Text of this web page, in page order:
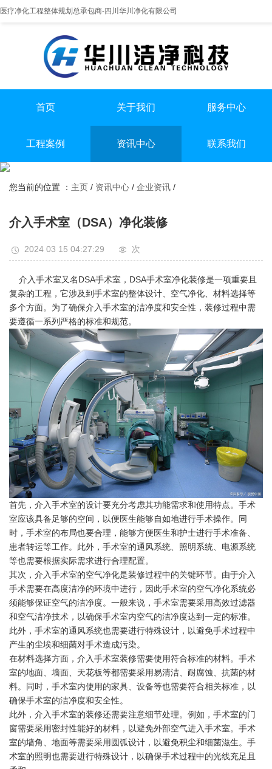
医疗净化工程整体规划总承包商-四川华川净化有限公司
提供实医疗净化整体解决方案
首页 关于我们 服务中心
手术室净化装修
实验室净化装修
工程案例
无尘车间
资讯中心 联系我们
您当前的位置 ： 主页 / 资讯中心 / 企业资讯 /
介入手术室（DSA）净化装修
2024 03 15 04:27:29 次
介入手术室又名DSA手术室，DSA手术室净化装修是一项重要且
复杂的工程，它涉及到手术室的整体设计、空气净化、材料选择等
多个方面。为了确保介入手术室的洁净度和安全性，装修过程中需
要遵循一系列严格的标准和规范。
​首先，介入手术室的设计要充分考虑其功能需求和使用特点。手术
室应该具备足够的空间，以便医生能够自如地进行手术操作。同
时，手术室的布局也要合理，能够方便医生和护士进行手术准备、
患者转运等工作。此外，手术室的通风系统、照明系统、电源系统
等也需要根据实际需求进行合理配置。
其次，介入手术室的空气净化是装修过程中的关键环节。由于介入
手术需要在高度洁净的环境中进行，因此手术室的空气净化系统必
须能够保证空气的洁净度。一般来说，手术室需要采用高效过滤器
和空气洁净技术，以确保手术室内空气的洁净度达到一定的标准。
此外，手术室的通风系统也需要进行特殊设计，以避免手术过程中
产生的尘埃和细菌对手术造成污染。
在材料选择方面，介入手术室装修需要使用符合标准的材料。手术
室的地面、墙面、天花板等都需要采用易清洁、耐腐蚀、抗菌的材
料。同时，手术室内使用的家具、设备等也需要符合相关标准，以
确保手术室的洁净度和安全性。
此外，介入手术室的装修还需要注意细节处理。例如，手术室的门
窗需要采用密封性能好的材料，以避免外部空气进入手术室。手术
室的墙角、地面等需要采用圆弧设计，以避免积尘和细菌滋生。手
术室的照明也需要进行特殊设计，以确保手术过程中的光线充足且